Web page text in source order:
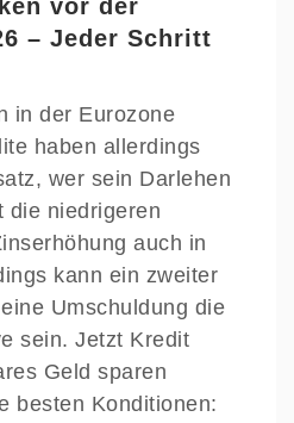
vor der
– Jeder Schritt
in der Eurozone
haben allerdings
wer sein Darlehen
die niedrigeren
auch in
kann ein zweiter
Umschuldung die
sein. Jetzt Kredit
Geld sparen
besten Konditionen: